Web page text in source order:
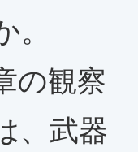
の観察
、武器